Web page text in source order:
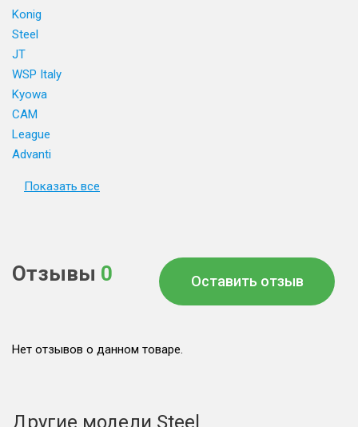
Konig
Steel
JT
WSP Italy
Kyowa
CAM
League
Advanti
Показать все
Отзывы 0 Оставить отзыв
Нет отзывов о данном товаре.
Другие модели Steel